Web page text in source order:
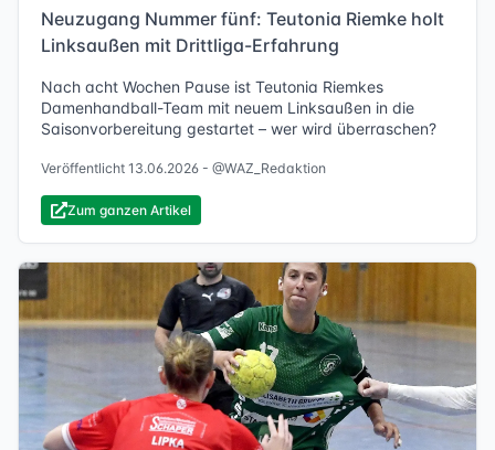
Neuzugang Nummer fünf: Teutonia Riemke holt
Linksaußen mit Drittliga-Erfahrung
Nach acht Wochen Pause ist Teutonia Riemkes
Damenhandball-Team mit neuem Linksaußen in die
Saisonvorbereitung gestartet – wer wird überraschen?
Veröffentlicht 13.06.2026 - @WAZ_Redaktion
Zum ganzen Artikel